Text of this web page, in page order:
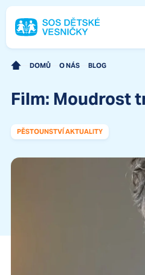
DOMŮ O NÁS BLOG
Film: Moudrost
PĚSTOUNSTVÍ AKTUALITY
Kontakt